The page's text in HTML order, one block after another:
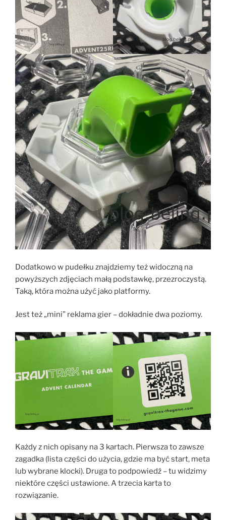
Dodatkowo w pudełku znajdziemy też widoczną na
powyższych zdjęciach małą podstawkę, przezroczystą.
Taką, która można użyć jako platformy.
Jest też „mini” reklama gier – dokładnie dwa poziomy.
Każdy z nich opisany na 3 kartach. Pierwsza to zawsze
zagadka (lista części do użycia, gdzie ma być start, meta
lub wybrane klocki). Druga to podpowiedź – tu widzimy
niektóre części ustawione. A trzecia karta to
rozwiązanie.